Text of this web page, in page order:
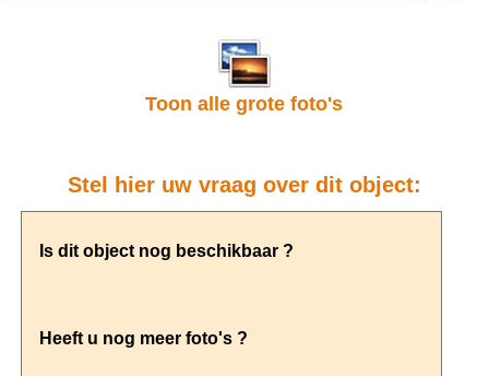
Toon alle grote foto's
Stel hier uw vraag over dit object: